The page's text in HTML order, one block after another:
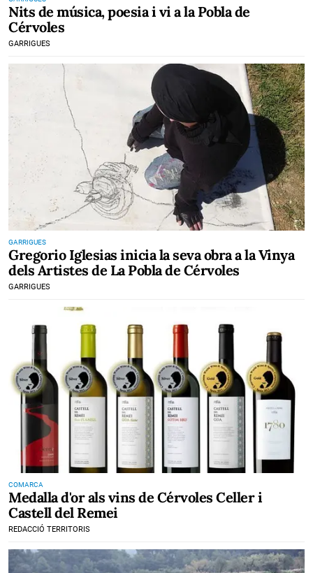
Nits de música, poesia i vi a la Pobla de
Cérvoles
GARRIGUES
GARRIGUES
Gregorio Iglesias inicia la seva obra a la Vinya
dels Artistes de La Pobla de Cérvoles
GARRIGUES
COMARCA
Medalla d'or als vins de Cérvoles Celler i
Castell del Remei
REDACCIÓ TERRITORIS